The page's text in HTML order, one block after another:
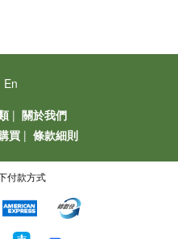
En
| 關於我們
買 | 條款細則
付款方式